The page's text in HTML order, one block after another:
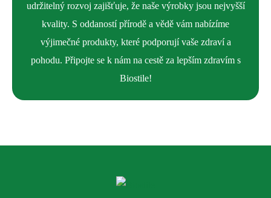
udržitelný rozvoj zajišťuje, že naše výrobky jsou nejvyšší
kvality. S oddaností přírodě a vědě vám nabízíme
výjimečné produkty, které podporují vaše zdraví a
pohodu. Připojte se k nám na cestě za lepším zdravím s
Biostile!